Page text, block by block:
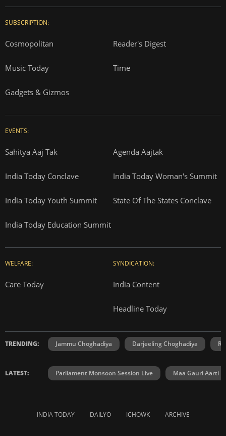
SUBSCRIPTION:
Cosmopolitan Reader's Digest
Music Today Time
Gadgets & Gizmos
EVENTS:
Sahitya Aaj Tak Agenda Aajtak
India Today Conclave India Today Woman's Summit
India Today Youth Summit State Of The States Conclave
India Today Education Summit
WELFARE:
Care Today
SYNDICATION:
India Content
Headline Today
TRENDING: Jammu Choghadiya Darjeeling Choghadiya
LATEST: Parliament Monsoon Session Live Maa Gauri Aarti
INDIA TODAY DAILYO ICHOWK ARCHIVE